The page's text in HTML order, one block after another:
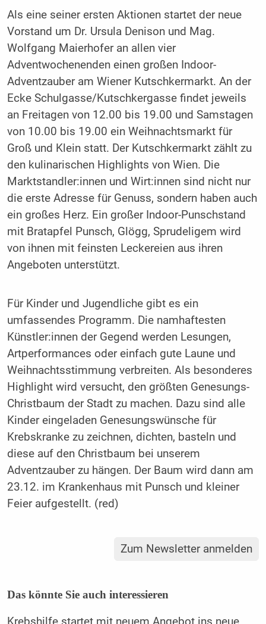
Als eine seiner ersten Aktionen startet der neue
Vorstand um Dr. Ursula Denison und Mag.
Wolfgang Maierhofer an allen vier
Adventwochenenden einen großen Indoor-
Adventzauber am Wiener Kutschkermarkt. An der
Ecke Schulgasse/Kutschkergasse findet jeweils
an Freitagen von 12.00 bis 19.00 und Samstagen
von 10.00 bis 19.00 ein Weihnachtsmarkt für
Groß und Klein statt. Der Kutschkermarkt zählt zu
den kulinarischen Highlights von Wien. Die
Marktstandler:innen und Wirt:innen sind nicht nur
die erste Adresse für Genuss, sondern haben auch
ein großes Herz. Ein großer Indoor-Punschstand
mit Bratapfel Punsch, Glögg, Sprudeligem wird
von ihnen mit feinsten Leckereien aus ihren
Angeboten unterstützt.
Für Kinder und Jugendliche gibt es ein
umfassendes Programm. Die namhaftesten
Künstler:innen der Gegend werden Lesungen,
Artperformances oder einfach gute Laune und
Weihnachtsstimmung verbreiten. Als besonderes
Highlight wird versucht, den größten Genesungs-
Christbaum der Stadt zu machen. Dazu sind alle
Kinder eingeladen Genesungswünsche für
Krebskranke zu zeichnen, dichten, basteln und
diese auf den Christbaum bei unserem
Adventzauber zu hängen. Der Baum wird dann am
23.12. im Krankenhaus mit Punsch und kleiner
Feier aufgestellt. (red)
Zum Newsletter anmelden
Das könnte Sie auch interessieren